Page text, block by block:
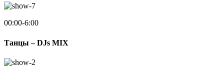
00:00-6:00
Танцы – DJs MIX